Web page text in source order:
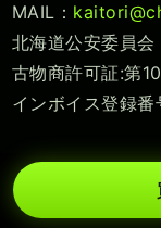
MAIL：
北海道公安委員会
古物商許可証:第
インボイス登録